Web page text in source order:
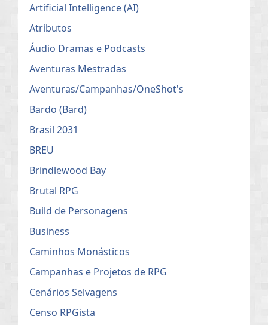
Artificial Intelligence (AI)
Atributos
Áudio Dramas e Podcasts
Aventuras Mestradas
Aventuras/Campanhas/OneShot's
Bardo (Bard)
Brasil 2031
BREU
Brindlewood Bay
Brutal RPG
Build de Personagens
Business
Caminhos Monásticos
Campanhas e Projetos de RPG
Cenários Selvagens
Censo RPGista